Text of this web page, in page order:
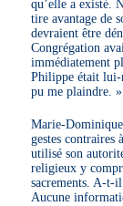
qu’elle a existé.
tire avantage de
devraient être
Congrégation
immédiatement
Philippe était lui-
pu me plaindre. »
Marie-
gestes contraires
utilisé son
religieux y
sacrements. A-t-
Aucune